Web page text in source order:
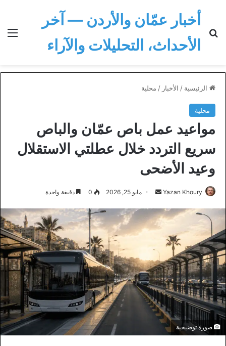
أخبار عمّان والأردن — آخر
الأحداث، التحليلات والآراء
الرئيسية / الأخبار / محلية
محلية
مواعيد عمل باص عمّان والباص
سريع التردد خلال عطلتي الاستقلال
وعيد الأضحى
Yazan Khoury
أرسل
إلكترونيا
مايو 25, 2026 0 دقيقة واحدة
صورة توضيحية